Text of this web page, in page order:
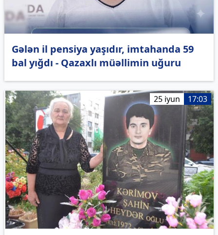
Gələn il pensiya yaşıdır, imtahanda 59
bal yığdı - Qazaxlı müəllimin uğuru
25 iyun 17:03